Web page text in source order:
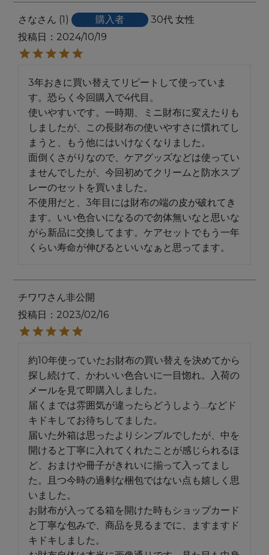
さな 1 購入者 30代 女性
投稿日
2024/10/19
3年おきに買い替えてリピートして使っていま
す。恐らく今回購入で4代目。
使いやすいです。一時期、ミニ財布に変えたりも
しましたが、この長財布の使いやすさに慣れてし
まうと、もう他にはいけなくなりました。
面倒くさがりなので、ケアグッズなどは使ってい
ませんでしたが、今回初めてクリームと防水スプ
レーのセットを買いました。
不使用だと、3年目には財布の端の皮が破れてき
ます。いい色合いになるので勿体無いなと思いな
がら新品に交換してます。ケアセットでもう一年
くらい寿命が伸びるといいなぁと思ってます。
チワワ
非公開
投稿日
2023/02/16
約10年使っていたお財布の買い替えを決めてから
探し続けて、かわいい色合いに一目惚れ。入荷の
メールを見て即購入しました。
届くまでは雰囲気が違ったらどうしよう…などド
キドキしてお待ちしてました。
届いた外箱は思ったよりシンプルでしたが、中を
開けると丁寧に入れてくれたことが感じられるほ
ど、おまけや冊子がきれいに揃って入ってまし
た。且つ今時の過剰な梱包ではない点も嬉しく思
いました。
お財布が入ってる箱を開けた時もショップカード
と丁寧な包みで、商品を見るまでに、ますますド
キドキしました。